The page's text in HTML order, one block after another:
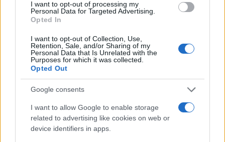
I want to opt-out of processing my
Personal Data for Targeted Advertising.
Opted In
I want to opt-out of Collection, Use,
Retention, Sale, and/or Sharing of my
Personal Data that Is Unrelated with the
Purposes for which it was collected.
Opted Out
Google consents
I want to allow Google to enable storage
related to advertising like cookies on web or
device identifiers in apps.